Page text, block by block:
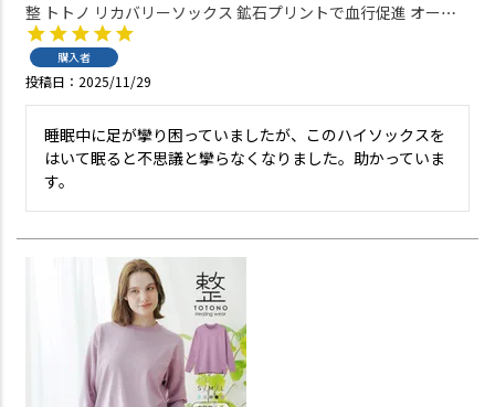
整 トトノ リカバリーソックス 鉱石プリントで血行促進 オープ
ントゥ ハイソックス TERAX CARETECT レディース 【365日最
短翌日発送】 03915220
購入者
投稿日 2025/11/29
睡眠中に足が攣り困っていましたが、このハイソックスを
はいて眠ると不思議と攣らなくなりました。助かっていま